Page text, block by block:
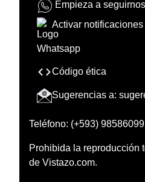
Empieza a
Activar notificaciones
Código ética
Sugerencias a:
Teléfono: (+593)
Prohibida la reproducción
de Vistazo.com.